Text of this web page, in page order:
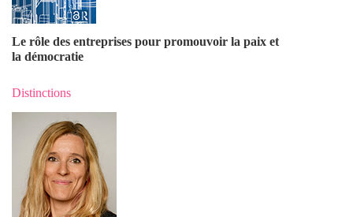
Le rôle des entreprises pour promouvoir la paix et
la démocratie
Distinctions